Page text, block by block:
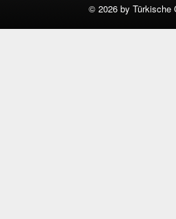
© 2026 by Türkische